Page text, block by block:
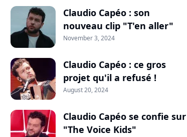
Claudio Capéo : son
nouveau clip "T'en aller"
November 3, 2024
Claudio Capéo : ce gros
projet qu'il a refusé !
August 20, 2024
Claudio Capéo se confie sur
"The Voice Kids"